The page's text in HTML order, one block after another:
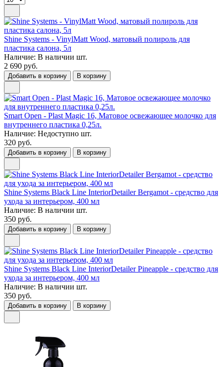
Shine Systems - VinylMatt Wood, матовый полироль для
пластика салона, 5л
Наличие: В наличии шт.
2 690 руб.
Добавить в корзину В корзину
Smart Open - Plast Magic 16, Матовое освежающее молочко для
внутреннего пластика 0,25л.
Наличие: Недоступно шт.
320 руб.
Добавить в корзину В корзину
Shine Systems Black Line InteriorDetailer Bergamot - средство для
ухода за интерьером, 400 мл
Наличие: В наличии шт.
350 руб.
Добавить в корзину В корзину
Shine Systems Black Line InteriorDetailer Pineapple - средство для
ухода за интерьером, 400 мл
Наличие: В наличии шт.
350 руб.
Добавить в корзину В корзину